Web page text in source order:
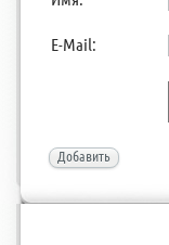
E-Mail:
Добавить